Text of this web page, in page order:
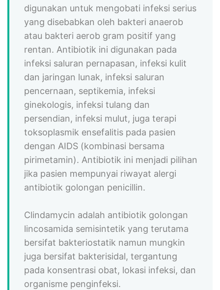
digunakan untuk mengobati infeksi serius
yang disebabkan oleh bakteri anaerob
atau bakteri aerob gram positif yang
rentan. Antibiotik ini digunakan pada
infeksi saluran pernapasan, infeksi kulit
dan jaringan lunak, infeksi saluran
pencernaan, septikemia, infeksi
ginekologis, infeksi tulang dan
persendian, infeksi mulut, juga terapi
toksoplasmik ensefalitis pada pasien
dengan AIDS (kombinasi bersama
pirimetamin). Antibiotik ini menjadi pilihan
jika pasien mempunyai riwayat alergi
antibiotik golongan penicillin.
Clindamycin adalah antibiotik golongan
lincosamida semisintetik yang terutama
bersifat bakteriostatik namun mungkin
juga bersifat bakterisidal, tergantung
pada konsentrasi obat, lokasi infeksi, dan
organisme penginfeksi.